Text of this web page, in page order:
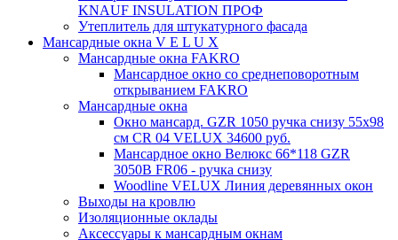
KNAUF INSULATION ПРОФ
Утеплитель для штукатурного фасада
Мансардные окна V E L U X
Мансардные окна FAKRO
Мансардное окно со среднеповоротным
открыванием FAKRO
Мансардные окна
Окно мансард. GZR 1050 ручка снизу 55х98
см CR 04 VELUX 34600 руб.
Мансардное окно Велюкс 66*118 GZR
3050B FR06 - ручка снизу
Woodline VELUX Линия деревянных окон
Выходы на кровлю
Изоляционные оклады
Аксессуары к мансардным окнам